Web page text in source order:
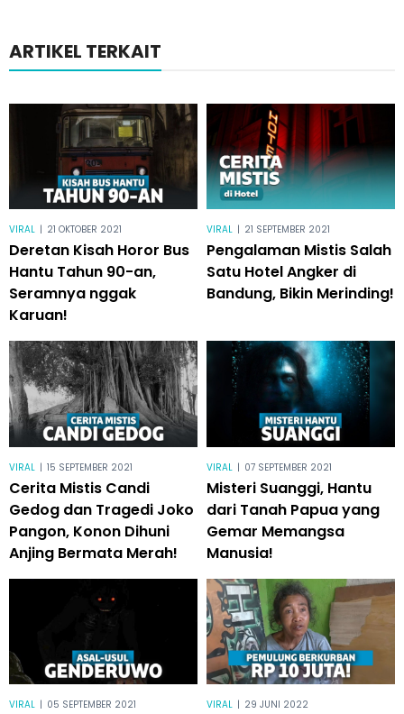
ARTIKEL TERKAIT
VIRAL | 21 OKTOBER 2021
Deretan Kisah Horor Bus
Hantu Tahun 90-an,
Seramnya nggak
Karuan!
VIRAL | 21 SEPTEMBER 2021
Pengalaman Mistis Salah
Satu Hotel Angker di
Bandung, Bikin Merinding!
VIRAL | 15 SEPTEMBER 2021
Cerita Mistis Candi
Gedog dan Tragedi Joko
Pangon, Konon Dihuni
Anjing Bermata Merah!
VIRAL | 07 SEPTEMBER 2021
Misteri Suanggi, Hantu
dari Tanah Papua yang
Gemar Memangsa
Manusia!
VIRAL | 05 SEPTEMBER 2021 VIRAL | 29 JUNI 2022